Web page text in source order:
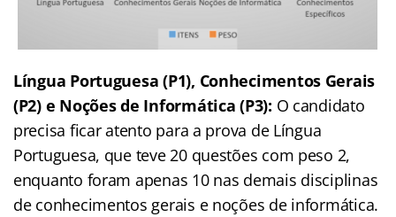
Língua Portuguesa (P1), Conhecimentos Gerais
(P2) e Noções de Informática (P3): O candidato
precisa ficar atento para a prova de Língua
Portuguesa, que teve 20 questões com peso 2,
enquanto foram apenas 10 nas demais disciplinas
de conhecimentos gerais e noções de informática.